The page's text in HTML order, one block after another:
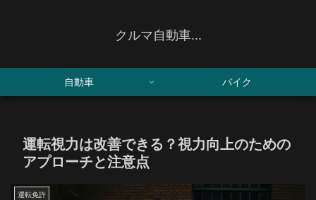
クルマ自動車...
自動車 バイク
運転視力は改善できる？視力向上のための
アプローチと注意点
運転免許